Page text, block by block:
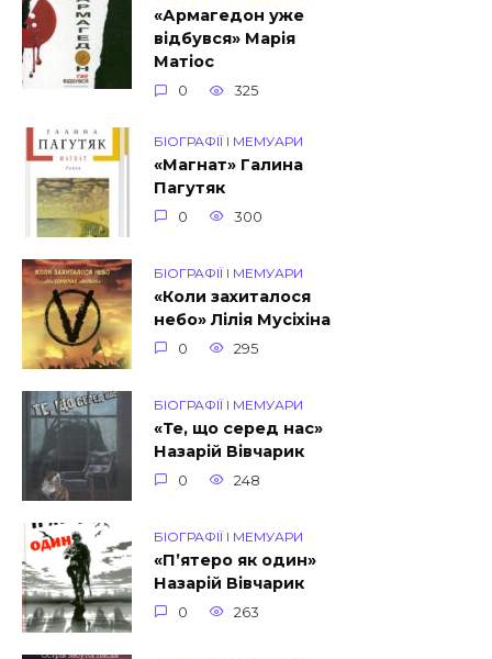
«Армагедон уже
відбувся» Марія
Матіос
0 325
БІОГРАФІЇ І МЕМУАРИ
«Магнат» Галина
Пагутяк
0 300
БІОГРАФІЇ І МЕМУАРИ
«Коли захиталося
небо» Лілія Мусіхіна
0 295
БІОГРАФІЇ І МЕМУАРИ
«Те, що серед нас»
Назарій Вівчарик
0 248
БІОГРАФІЇ І МЕМУАРИ
«П’ятеро як один»
Назарій Вівчарик
0 263